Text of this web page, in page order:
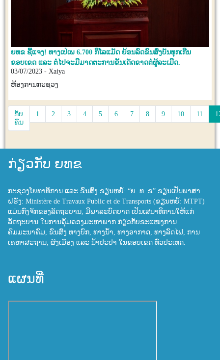
ຍທຂ ຊີ້ແຈງ! ທາງເປ່ເພ 6.700 ກິໂລແມັດ ຍ້ອນລົດຂົນສົ່ງບັນທຸກເກີນ
ຂອບເຂດ ແລະ ຕໍ່ໄປຈະມີມາດຕະການຂັ້ນເດັດຂາດຕໍ່ຜູ້ລະເມີດ.
03/07/2023 - Xaiya
ຫ້ອງການກະຊວງ
ກັບ
ຄືນ
1 2 3 4 5 6 7 8 9 10 11
ກ່ຽວກັບ ຍທຂ
ກະຊວງໂຍທາທິການ ແລະ ຂົນສົ່ງ ຂຽນຫຍໍ້: “ຍ. ທ. ຂ” ຂຽນເປັນພາສາ
ຝຣັ່ງ: Ministère de Travaux Public et de Transports (ຂຽນຫຍໍ້: MTPT)
ແມ່ນກົງຈັກຂອງລັດຖະບານ, ມີພາລະບົດບາດ ເປັນເສນາທິການໃຫ້ແກ່
ລັດຖະບານ ໃນການຄຸ້ມຄອງມະຫາພາກ ກ່ຽວກັບຂະແໜງການ
ຄົມມະນາຄົມ, ຂົນສົ່ງ ທາງບົກ, ທາງນ້ຳ, ທາງອາກາດ, ທາງລົດໄຟ, ການ
ເຄຫາສະຖານ, ຜັງເມືອງ ແລະ ນ້ຳປະປາ ໃນຂອບເຂດ ທົ່ວປະເທດ.
ແຜນທີ່